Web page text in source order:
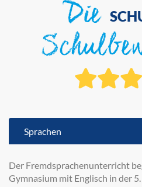
Die
Sprachen
Der Fremdsprachenunterricht
Gymnasium mit Englisch in der